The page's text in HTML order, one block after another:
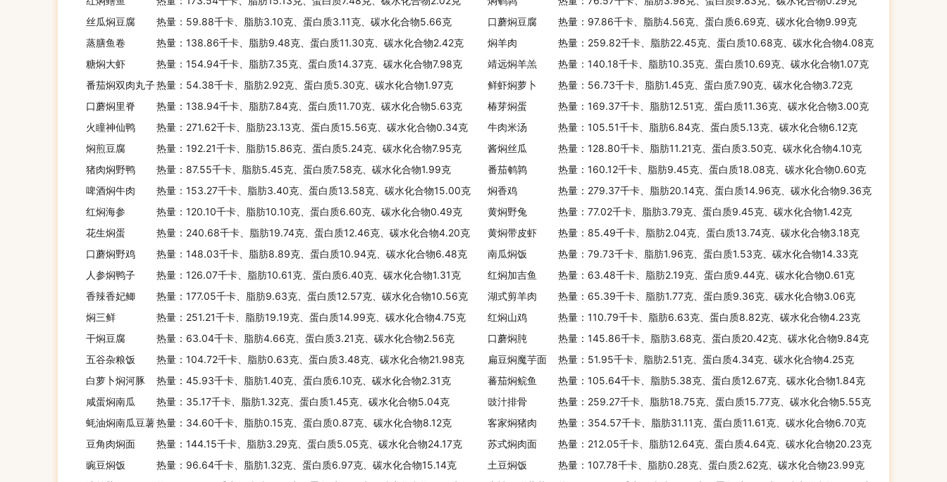
丝瓜焖豆腐
热量：59.88千卡、脂肪3.10克、蛋白质3.11克、碳水化合物5.66克 口蘑焖豆腐
热量：97.86千卡、脂肪4.56克、蛋白质6.69克、碳水化合物9.99克
蒸膳鱼卷
热量：138.86千卡、脂肪9.48克、蛋白质11.30克、碳水化合物2.42克 焖羊肉
热量：259.82千卡、脂肪22.45克、蛋白质10.68克、碳水化合物4.08克
糖焖大虾
热量：154.94千卡、脂肪7.35克、蛋白质14.37克、碳水化合物7.98克 靖远焖羊羔
热量：140.18千卡、脂肪10.35克、蛋白质10.69克、碳水化合物1.07克
番茄焖双肉丸子热量：54.38千卡、脂肪2.92克、蛋白质5.30克、碳水化合物1.97克 鲜虾焖萝卜
热量：56.73千卡、脂肪1.45克、蛋白质7.90克、碳水化合物3.72克
口蘑焖里脊
热量：138.94千卡、脂肪7.84克、蛋白质11.70克、碳水化合物5.63克 椿芽焖蛋
热量：169.37千卡、脂肪12.51克、蛋白质11.36克、碳水化合物3.00克
火瞳神仙鸭
热量：271.62千卡、脂肪23.13克、蛋白质15.56克、碳水化合物0.34克 牛肉米汤
热量：105.51千卡、脂肪6.84克、蛋白质5.13克、碳水化合物6.12克
焖煎豆腐
热量：192.21千卡、脂肪15.86克、蛋白质5.24克、碳水化合物7.95克 酱焖丝瓜
热量：128.80千卡、脂肪11.21克、蛋白质3.50克、碳水化合物4.10克
猪肉焖野鸭
热量：87.55千卡、脂肪5.45克、蛋白质7.58克、碳水化合物1.99克 番茄鹌鹑
热量：160.12千卡、脂肪9.45克、蛋白质18.08克、碳水化合物0.60克
啤酒焖牛肉
热量：153.27千卡、脂肪3.40克、蛋白质13.58克、碳水化合物15.00克 焖香鸡
热量：279.37千卡、脂肪20.14克、蛋白质14.96克、碳水化合物9.36克
红焖海参
热量：120.10千卡、脂肪10.10克、蛋白质6.60克、碳水化合物0.49克 黄焖野兔
热量：77.02千卡、脂肪3.79克、蛋白质9.45克、碳水化合物1.42克
花生焖蛋
热量：240.68千卡、脂肪19.74克、蛋白质12.46克、碳水化合物4.20克 黄焖带皮虾
热量：85.49千卡、脂肪2.04克、蛋白质13.74克、碳水化合物3.18克
口蘑焖野鸡
热量：148.03千卡、脂肪8.89克、蛋白质10.94克、碳水化合物6.48克 南瓜焖饭
热量：79.73千卡、脂肪1.96克、蛋白质1.53克、碳水化合物14.33克
人参焖鸭子
热量：126.07千卡、脂肪10.61克、蛋白质6.40克、碳水化合物1.31克 红焖加吉鱼
热量：63.48千卡、脂肪2.19克、蛋白质9.44克、碳水化合物0.61克
香辣香妃鲫
热量：177.05千卡、脂肪9.63克、蛋白质12.57克、碳水化合物10.56克 湖式剪羊肉
热量：65.39千卡、脂肪1.77克、蛋白质9.36克、碳水化合物3.06克
焖三鲜
热量：251.21千卡、脂肪19.19克、蛋白质14.99克、碳水化合物4.75克 红焖山鸡
热量：110.79千卡、脂肪6.63克、蛋白质8.82克、碳水化合物4.23克
干焖豆腐
热量：63.04千卡、脂肪4.66克、蛋白质3.21克、碳水化合物2.56克 口蘑焖肫
热量：145.86千卡、脂肪3.68克、蛋白质20.42克、碳水化合物9.84克
五谷杂粮饭
热量：104.72千卡、脂肪0.63克、蛋白质3.48克、碳水化合物21.98克 扁豆焖魔芋面
热量：51.95千卡、脂肪2.51克、蛋白质4.34克、碳水化合物4.25克
白萝卜焖河豚
热量：45.93千卡、脂肪1.40克、蛋白质6.10克、碳水化合物2.31克 蕃茄焖鲩鱼
热量：105.64千卡、脂肪5.38克、蛋白质12.67克、碳水化合物1.84克
咸蛋焖南瓜
热量：35.17千卡、脂肪1.32克、蛋白质1.45克、碳水化合物5.04克 豉汁排骨
热量：259.27千卡、脂肪18.75克、蛋白质15.77克、碳水化合物5.55克
蚝油焖南瓜豆薯热量：34.60千卡、脂肪0.15克、蛋白质0.87克、碳水化合物8.12克 客家焖猪肉
热量：354.57千卡、脂肪31.11克、蛋白质11.61克、碳水化合物6.70克
豆角肉焖面
热量：144.15千卡、脂肪3.29克、蛋白质5.05克、碳水化合物24.17克 苏式焖肉面
热量：212.05千卡、脂肪12.64克、蛋白质4.64克、碳水化合物20.23克
豌豆焖饭
热量：96.64千卡、脂肪1.32克、蛋白质6.97克、碳水化合物15.14克 土豆焖饭
热量：107.78千卡、脂肪0.28克、蛋白质2.62克、碳水化合物23.99克